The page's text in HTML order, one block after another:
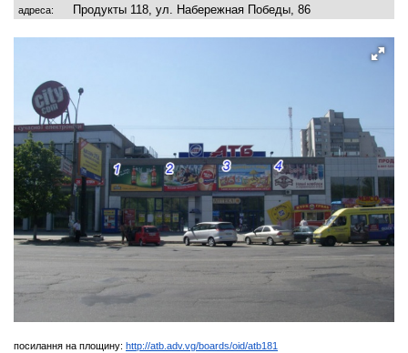
адреса: Продукты 118, ул. Набережная Победы, 86
посилання на площину: http://atb.adv.vg/boards/oid/atb181